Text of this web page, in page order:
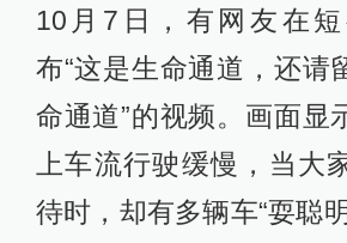
10月7日，有网友在
布“这是生命通道，还请
命通道”的视频。画面显
上车流行驶缓慢，当大
待时，却有多辆车“耍聪